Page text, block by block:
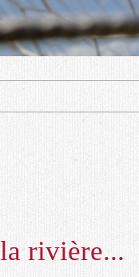
rivière...